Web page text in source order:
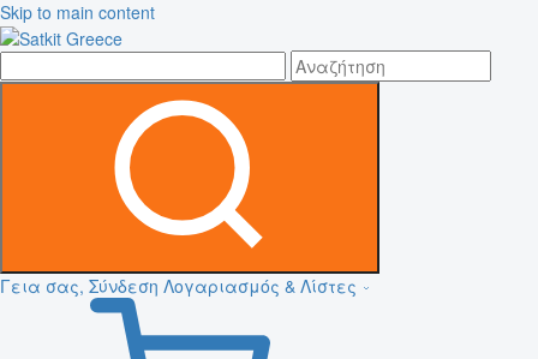
Skip to main content
Γεια σας, Σύνδεση Λογαριασμός & Λίστες